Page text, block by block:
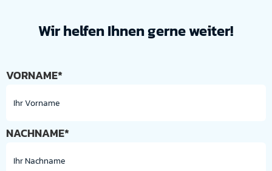
Wir helfen Ihnen gerne weiter!
VORNAME*
NACHNAME*